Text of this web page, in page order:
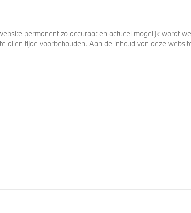
permanent zo accuraat en actueel mogelijk wordt
allen tijde voorbehouden. Aan de inhoud van deze